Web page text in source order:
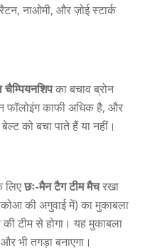
नाओमी, और ज़ोई स्टार्क
का बचाव ब्रोन
काफी अधिक है, और
को बचा पाते हैं या नहीं।
लिएछः-मैन टैग टीम मैचरखा
की अगुवाई में) का मुकाबला
टीम से होगा। यह मुकाबला
भी तगड़ा बनाएगा।